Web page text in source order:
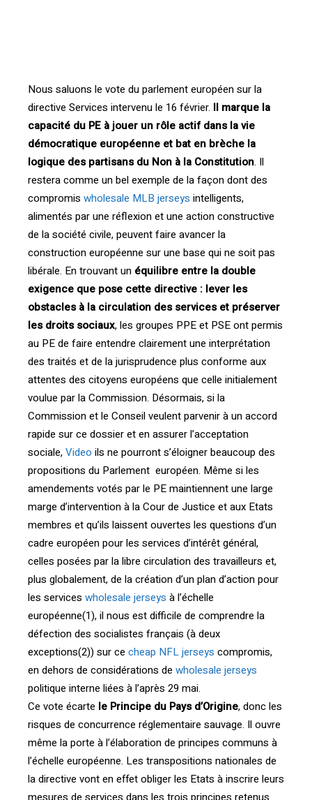
Nous saluons le vote du parlement européen sur la
directive Services intervenu le 16 février. Il marque la
capacité du PE à jouer un rôle actif dans la vie
démocratique européenne et bat en brèche la
logique des partisans du Non à la Constitution. Il
restera comme un bel exemple de la façon dont des
compromis wholesale MLB jerseys intelligents,
alimentés par une réflexion et une action constructive
de la société civile, peuvent faire avancer la
construction européenne sur une base qui ne soit pas
libérale. En trouvant un équilibre entre la double
exigence que pose cette directive : lever les
obstacles à la circulation des services et préserver
les droits sociaux, les groupes PPE et PSE ont permis
au PE de faire entendre clairement une interprétation
des traités et de la jurisprudence plus conforme aux
attentes des citoyens européens que celle initialement
voulue par la Commission. Désormais, si la
Commission et le Conseil veulent parvenir à un accord
rapide sur ce dossier et en assurer l’acceptation
sociale,Video ils ne pourront s’éloigner beaucoup des
propositions du Parlement européen. Même si les
amendements votés par le PE maintiennent une large
marge d’intervention à la Cour de Justice et aux Etats
membres et qu’ils laissent ouvertes les questions d’un
cadre européen pour les services d’intérêt général,
celles posées par la libre circulation des travailleurs et,
plus globalement, de la création d’un plan d’action pour
les services wholesale jerseys à l’échelle
européenne(1), il nous est difficile de comprendre la
défection des socialistes français (à deux
exceptions(2)) sur ce cheap NFL jerseys compromis,
en dehors de considérations de wholesale jerseys
politique interne liées à l’après 29 mai.
Ce vote écarte le Principe du Pays d’Origine, donc les
risques de concurrence réglementaire sauvage. Il ouvre
même la porte à l’élaboration de principes communs à
l’échelle européenne. Les transpositions nationales de
la directive vont en effet obliger les Etats à inscrire leurs